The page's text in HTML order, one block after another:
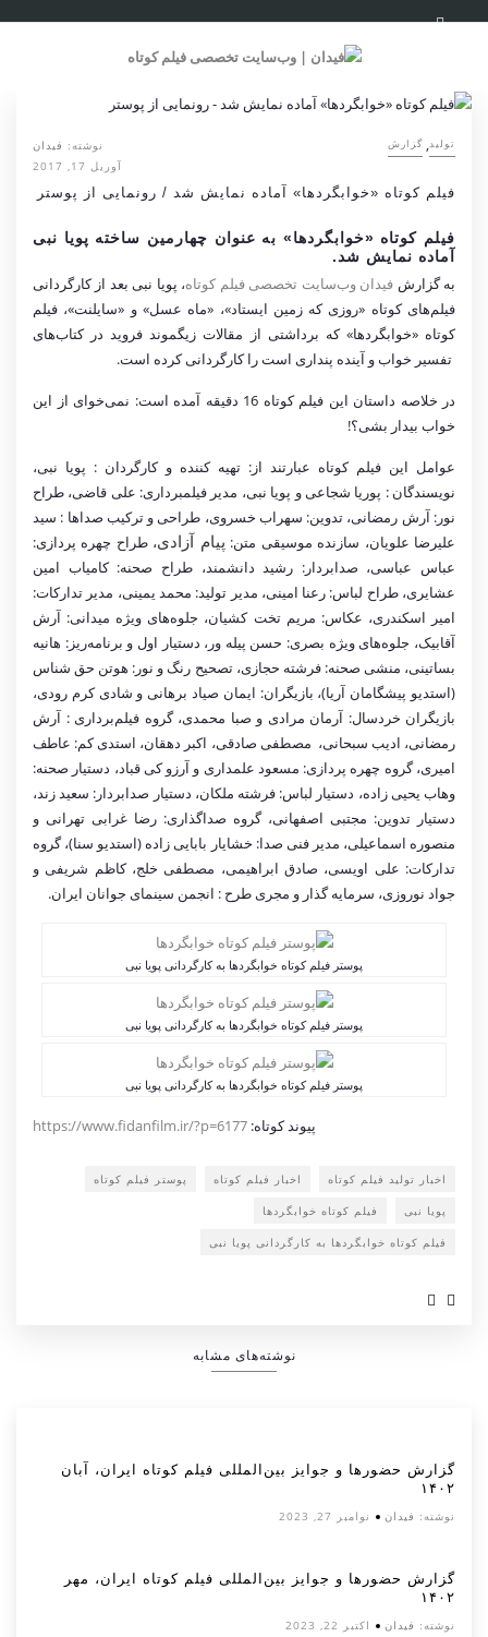
تولید, گزارش نوشته: فیدان
آوریل 17, 2017
فیلم کوتاه «خوابگردها» آماده نمایش شد / رونمایی از پوستر
فیلم کوتاه «خوابگردها» به عنوان چهارمین ساخته پویا نبی
آماده نمایش شد.
به گزارش فیدان وب‌سایت تخصصی فیلم کوتاه، پویا نبی بعد از کارگردانی
فیلم‌های کوتاه «روزی که زمین ایستاد»، «ماه عسل» و «سایلنت»، فیلم
کوتاه «خوابگردها» که برداشتی از مقالات زیگموند فروید در کتاب‌های
تفسیر خواب و آینده پنداری است را کارگردانی کرده است.
در خلاصه داستان این فیلم کوتاه 16 دقیقه آمده است: نمی‌خوای از این
خواب بیدار بشی؟!
عوامل این فیلم کوتاه عبارتند از: تهیه کننده و کارگردان : پویا نبی،
نویسندگان : پوریا شجاعی و پویا نبی، مدیر فیلمبرداری: علی قاضی، طراح
نور: آرش رمضانی، تدوین: سهراب خسروی، طراحی و ترکیب صداها : سید
علیرضا علویان، سازنده موسیقی متن: پیام آزادی، طراح چهره پردازی:
عباس عباسی، صدابردار: رشید دانشمند، طراح صحنه: کامیاب امین
عشایری، طراح لباس: رعنا امینی، مدیر تولید: محمد یمینی، مدیر تدارکات:
امیر اسکندری، عکاس: مریم تخت کشیان، جلوه‌های ویژه میدانی: آرش
آقابیک، جلوه‌های ویژه بصری: حسن پیله ور، دستیار اول و برنامه‌ریز: هانیه
بساتینی، منشی صحنه: فرشته حجازی، تصحیح رنگ و نور: هوتن حق شناس
(استدیو پیشگامان آریا)، بازیگران: ایمان صیاد برهانی و شادی کرم رودی،
بازیگران خردسال: آرمان مرادی و صبا محمدی، گروه فیلم‌برداری : آرش
رمضانی، ادیب سبحانی، مصطفی صادقی، اکبر دهقان، استدی کم: عاطف
امیری، گروه چهره پردازی: مسعود علمداری و آرزو کی قباد، دستیار صحنه:
وهاب یحیی زاده، دستیار لباس: فرشته ملکان، دستیار صدابردار: سعید زند،
دستیار تدوین: مجتبی اصفهانی، گروه صداگذاری: رضا غرابی تهرانی و
منصوره اسماعیلی، مدیر فنی صدا: خشایار بابایی زاده (استدیو سنا)، گروه
تدارکات: علی اویسی، صادق ابراهیمی، مصطفی خلج، کاظم شریفی و
جواد نوروزی، سرمایه گذار و مجری طرح : انجمن سینمای جوانان ایران.
پوستر فیلم کوتاه خوابگردها به کارگردانی پویا نبی
پوستر فیلم کوتاه خوابگردها به کارگردانی پویا نبی
پوستر فیلم کوتاه خوابگردها به کارگردانی پویا نبی
پیوند کوتاه: https://www.fidanfilm.ir/?p=6177
اخبار تولید فیلم کوتاه اخبار فیلم کوتاه پوستر فیلم کوتاه
پویا نبی فیلم کوتاه خوابگردها
فیلم کوتاه خوابگردها به کارگردانی پویا نبی
نوشته‌های مشابه
گزارش حضورها و جوایز بین‌المللی فیلم کوتاه ایران، آبان
۱۴۰۲
نوشته: فیدان نوامبر 27, 2023
گزارش حضورها و جوایز بین‌المللی فیلم کوتاه ایران، مهر
۱۴۰۲
نوشته: فیدان اکتبر 22, 2023